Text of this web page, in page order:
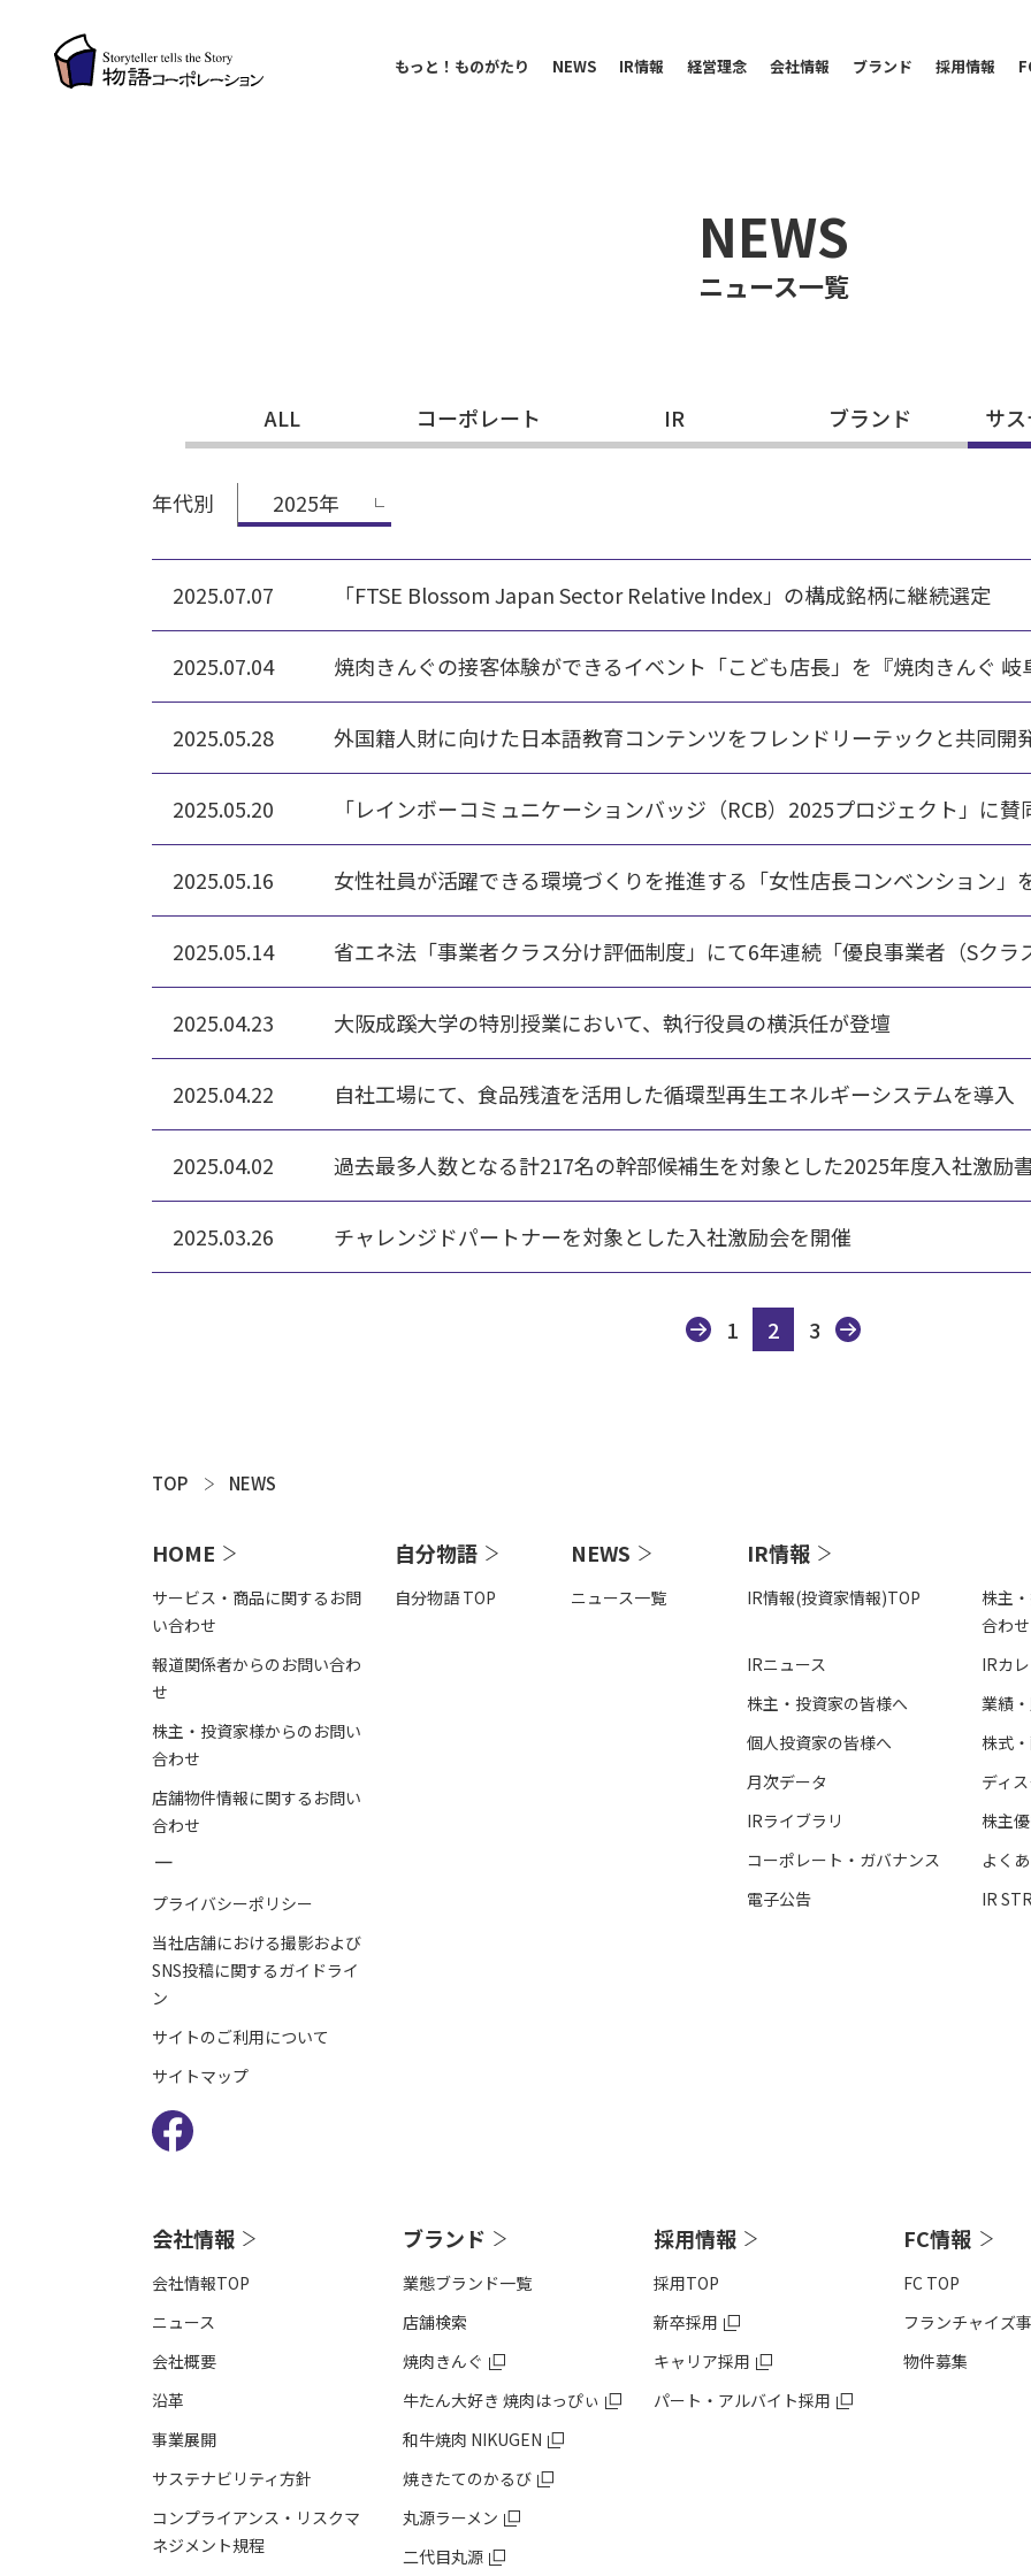
もっと！ものがたり NEWS IR情報 経営理念 会社情報 ブランド 採用情報
NEWS
ニュース一覧
ALL コーポレート IR ブランド サ
年代別 2025年
2025.07.07 「FTSE Blossom Japan Sector Relative Index」の構成銘柄に継続選定
2025.07.04 焼肉きんぐの接客体験ができるイベント「こども店長」を『焼肉きんぐ 岐
2025.05.28 外国籍人財に向けた日本語教育コンテンツをフレンドリーテックと共同開
2025.05.20 「レインボーコミュニケーションバッジ（RCB）2025プロジェクト」に賛
2025.05.16 女性社員が活躍できる環境づくりを推進する「女性店長コンベンション」
2025.05.14 省エネ法「事業者クラス分け評価制度」にて6年連続「優良事業者（Sクラ
2025.04.23 大阪成蹊大学の特別授業において、執行役員の横浜任が登壇
2025.04.22 自社工場にて、食品残渣を活用した循環型再生エネルギーシステムを導入
2025.04.02 過去最多人数となる計217名の幹部候補生を対象とした2025年度入社激励
2025.03.26 チャレンジドパートナーを対象とした入社激励会を開催
1 2 3
TOP NEWS
HOME
サービス・商品に関するお問
い合わせ
報道関係者からのお問い合わ
せ
株主・投資家様からのお問い
合わせ
店舗物件情報に関するお問い
合わせ
－
プライバシーポリシー
当社店舗における撮影および
SNS投稿に関するガイドライ
ン
サイトのご利用について
サイトマップ
自分物語
自分物語 TOP
NEWS
ニュース一覧
IR情報
IR情報(投資家情報)TOP
IRニュース
株主・投資家の皆様へ
個人投資家の皆様へ
⽉次データ
IRライブラリ
コーポレート・ガバナンス
電⼦公告
株主
合わせ
IRカ
業績
株式
ディ
株主
よく
IR
会社情報
会社情報TOP
ニュース
会社概要
沿⾰
事業展開
サステナビリティ方針
コンプライアンス・リスクマ
ネジメント規程
ブランド
業態ブランド一覧
店舗検索
焼肉きんぐ
牛たん大好き 焼肉はっぴぃ
和牛焼肉 NIKUGEN
焼きたてのかるび
丸源ラーメン
二代目丸源
採用情報
採用TOP
新卒採用
キャリア採用
パート・アルバイト採用
FC情報
FC TOP
フランチャイズ
物件募集